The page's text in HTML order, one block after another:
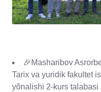
🎉Masharibov
Tarix va yuridik fakultet
yõnalishi 2-kurs talabasi